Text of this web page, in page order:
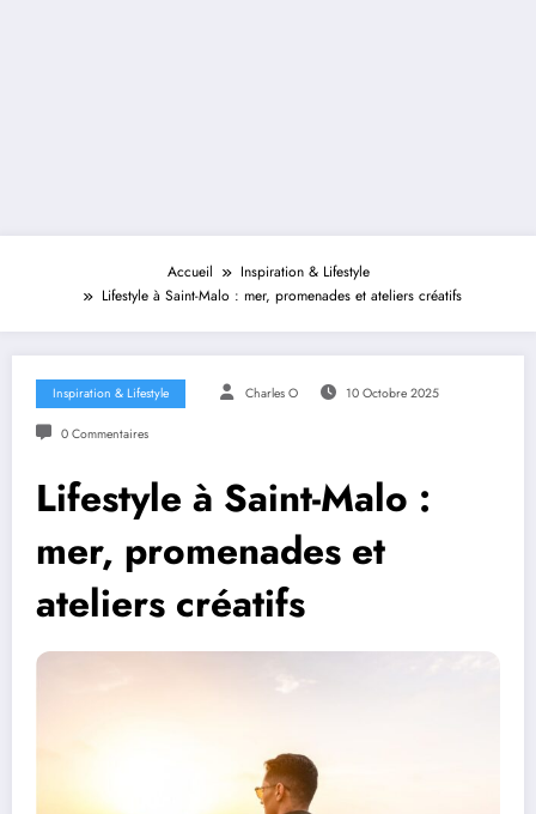
Accueil
Inspiration & Lifestyle
Lifestyle à Saint-Malo : mer, promenades et ateliers créatifs
Inspiration & Lifestyle Charles O 10 Octobre 2025
0 Commentaires
Lifestyle à Saint-Malo :
mer, promenades et
ateliers créatifs